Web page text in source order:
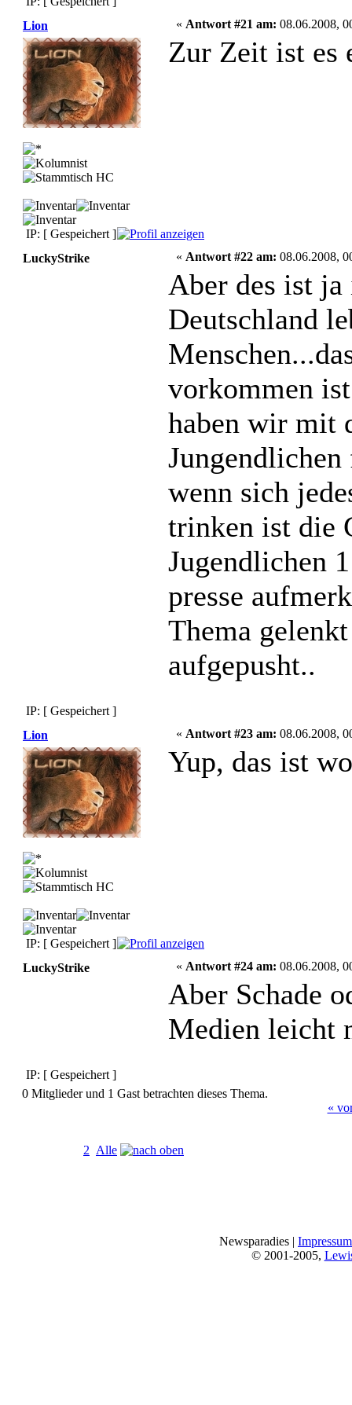
Lion
« Antwort #21 am: 08.06.2008,
Zur Zeit ist
IP: [ Gespeichert ]
LuckyStrike
« Antwort #22 am: 08.06.2008,
Aber des ist
Deutschland
vorkommen
haben wir mit
wenn sich
trinken ist die
Jugendlichen
presse
Thema
aufgepusht..
IP: [ Gespeichert ]
Lion
« Antwort #23 am: 08.06.2008,
Yup, das ist
IP: [ Gespeichert ]
LuckyStrike
« Antwort #24 am: 08.06.2008,
Aber Schade
Medien leicht
IP: [ Gespeichert ]
0 Mitglieder und 1 Gast betrachten dieses Thema.
«
2 Alle
Newsparadies | Impressum
© 2001-2005,